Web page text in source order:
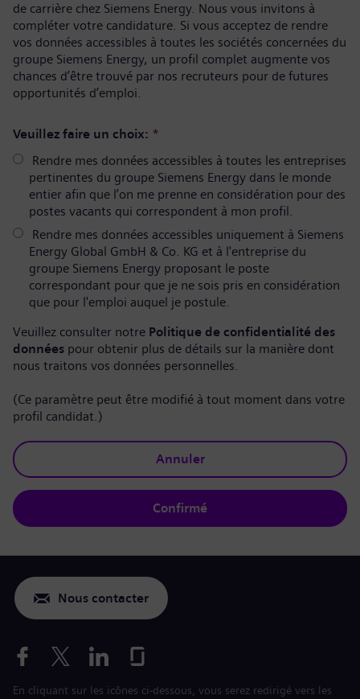
de carrière chez Siemens Energy. Nous vous invitons à
compléter votre candidature. Si vous acceptez de rendre
vos données accessibles à toutes les sociétés concernées du
groupe Siemens Energy, un profil complet augmente vos
chances d’être trouvé par nos recruteurs pour de futures
opportunités d’emploi.
Veuillez faire un choix: *
Rendre mes données accessibles à toutes les entreprises
pertinentes du groupe Siemens Energy dans le monde
entier afin que l’on me prenne en considération pour des
postes vacants qui correspondent à mon profil.
Rendre mes données accessibles uniquement à Siemens
Energy Global GmbH & Co. KG et à l'entreprise du
groupe Siemens Energy proposant le poste
correspondant pour que je ne sois pris en considération
que pour l'emploi auquel je postule.
Veuillez consulter notre Politique de confidentialité des
données pour obtenir plus de détails sur la manière dont
nous traitons vos données personnelles.
(Ce paramètre peut être modifié à tout moment dans votre
profil candidat.)
Annuler
Confirmé
Nous contacter
En cliquant sur les icônes ci-dessous, vous serez redirigé vers les